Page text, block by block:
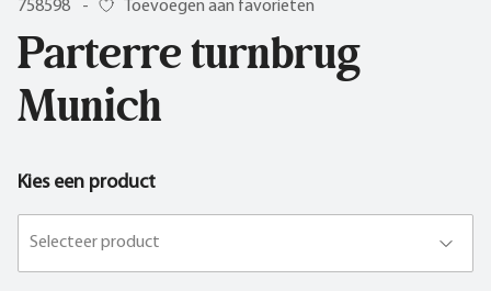
758598 - Toevoegen aan favorieten
Parterre turnbrug
Munich
Kies een product
Selecteer product